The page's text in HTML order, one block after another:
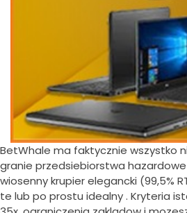
BetWhale ma faktycznie wszystko
granie przedsiebiorstwa
wiosenny krupier elegancki (99,5%
te lub po prostu idealny . Kryteria